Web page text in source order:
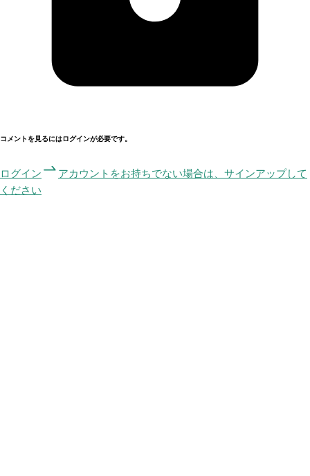
コメントを見るにはログインが必要です。
ログイン
アカウントをお持ちでない場合は、サインアップして
ください